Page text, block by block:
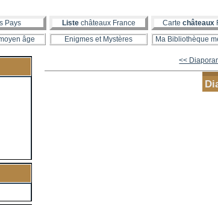
Pays Liste châteaux France Carte châteaux
âge
Enigmes et Mystères Ma Bibliothèque
<<